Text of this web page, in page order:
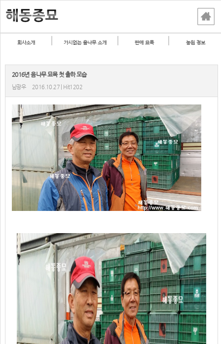
회사소개 가시없는 음나무 소개 판매 묘목 농원 정보
2016년 음나무 묘목 첫 출하 모습
남광우 2016.10.27 | Hit1202